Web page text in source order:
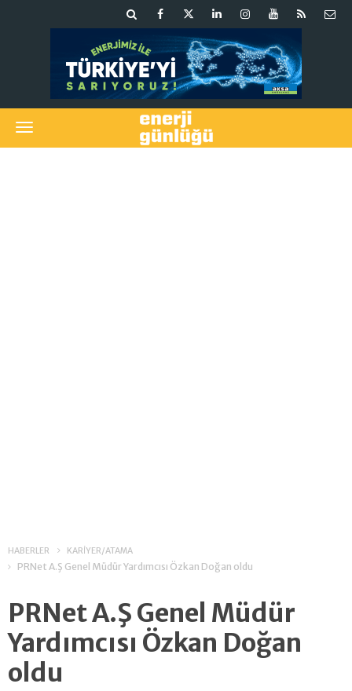
HABERLER KARİYER/ATAMA
PRNet A.Ş Genel Müdür Yardımcısı Özkan Doğan oldu
PRNet A.Ş Genel Müdür
Yardımcısı Özkan Doğan
oldu